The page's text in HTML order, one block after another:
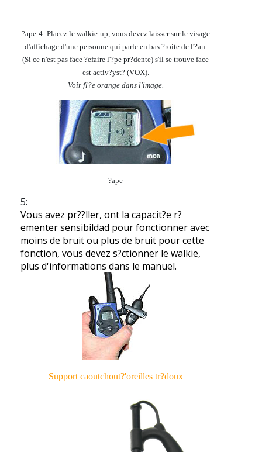
?ape 4: Placez le walkie-up, vous devez laisser sur le visage
d'affichage d'une personne qui parle en bas ?roite de l'?an.
(Si ce n'est pas face ?efaire l'?pe pr?dente) s'il se trouve face
est activ?yst? (VOX).
Voir fl?e orange dans l'image.
?ape
5:
Vous avez pr??ller, ont la capacit?e r?
ementer sensibildad pour fonctionner avec
moins de bruit ou plus de bruit pour cette
fonction, vous devez s?ctionner le walkie,
plus d'informations dans le manuel.
Support caoutchout?'oreilles tr?doux